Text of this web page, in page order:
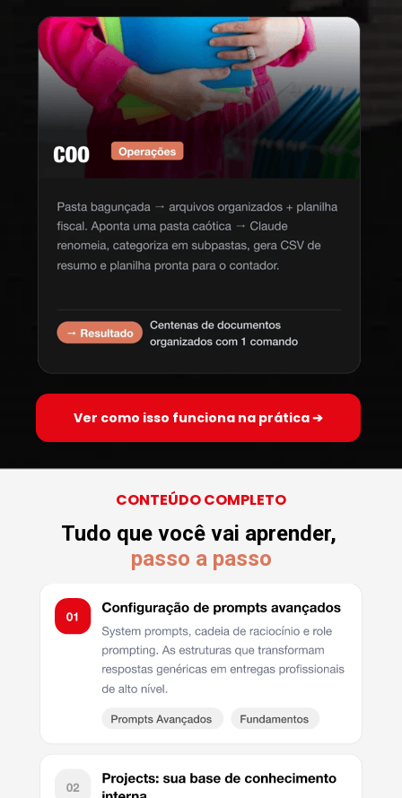
Ver como isso funciona na prática ➔
CONTEÚDO COMPLETO
passo a passo